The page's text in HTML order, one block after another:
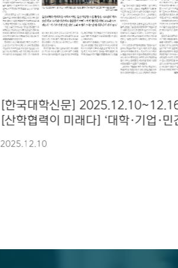
[한국대학신문]
[산학협력이 미래다] ‘대학·기업·민
나서
2025.12.10